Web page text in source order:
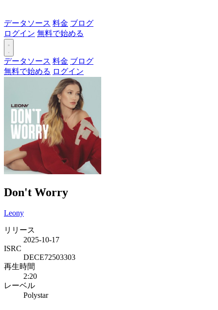
データソース 料金 ブログ
ログイン 無料で始める
データソース 料金 ブログ
無料で始める ログイン
Don't Worry
Leony
リリース
2025-10-17
ISRC
DECE72503303
再生時間
2:20
レーベル
Polystar